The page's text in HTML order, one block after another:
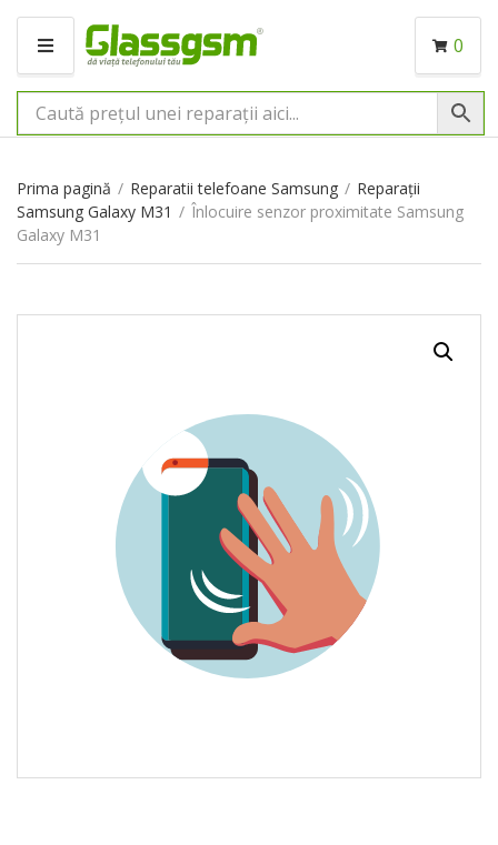
M
N
I
0
Prima pagină / Reparatii telefoane Samsung / Reparații
Samsung Galaxy M31 / Înlocuire senzor proximitate Samsung
Galaxy M31